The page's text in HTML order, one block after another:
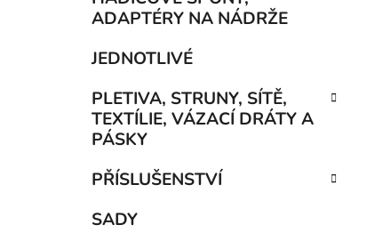
ADAPTÉRY NA NÁDRŽE
JEDNOTLIVÉ
PLETIVA, STRUNY, SÍTĚ,
TEXTÍLIE, VÁZACÍ DRÁTY A
PÁSKY
PŘÍSLUŠENSTVÍ
SADY